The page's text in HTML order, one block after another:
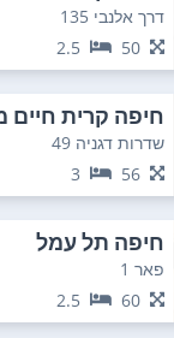
דרך אלנבי 135
50
2.5
חיפה קרית חיים
שדרות דגניה 49
56
3
חיפה תל עמל
פאר 1
60
2.5